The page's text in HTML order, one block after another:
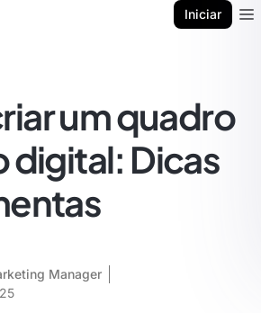
Iniciar
um quadro
digital: Dicas
Manager